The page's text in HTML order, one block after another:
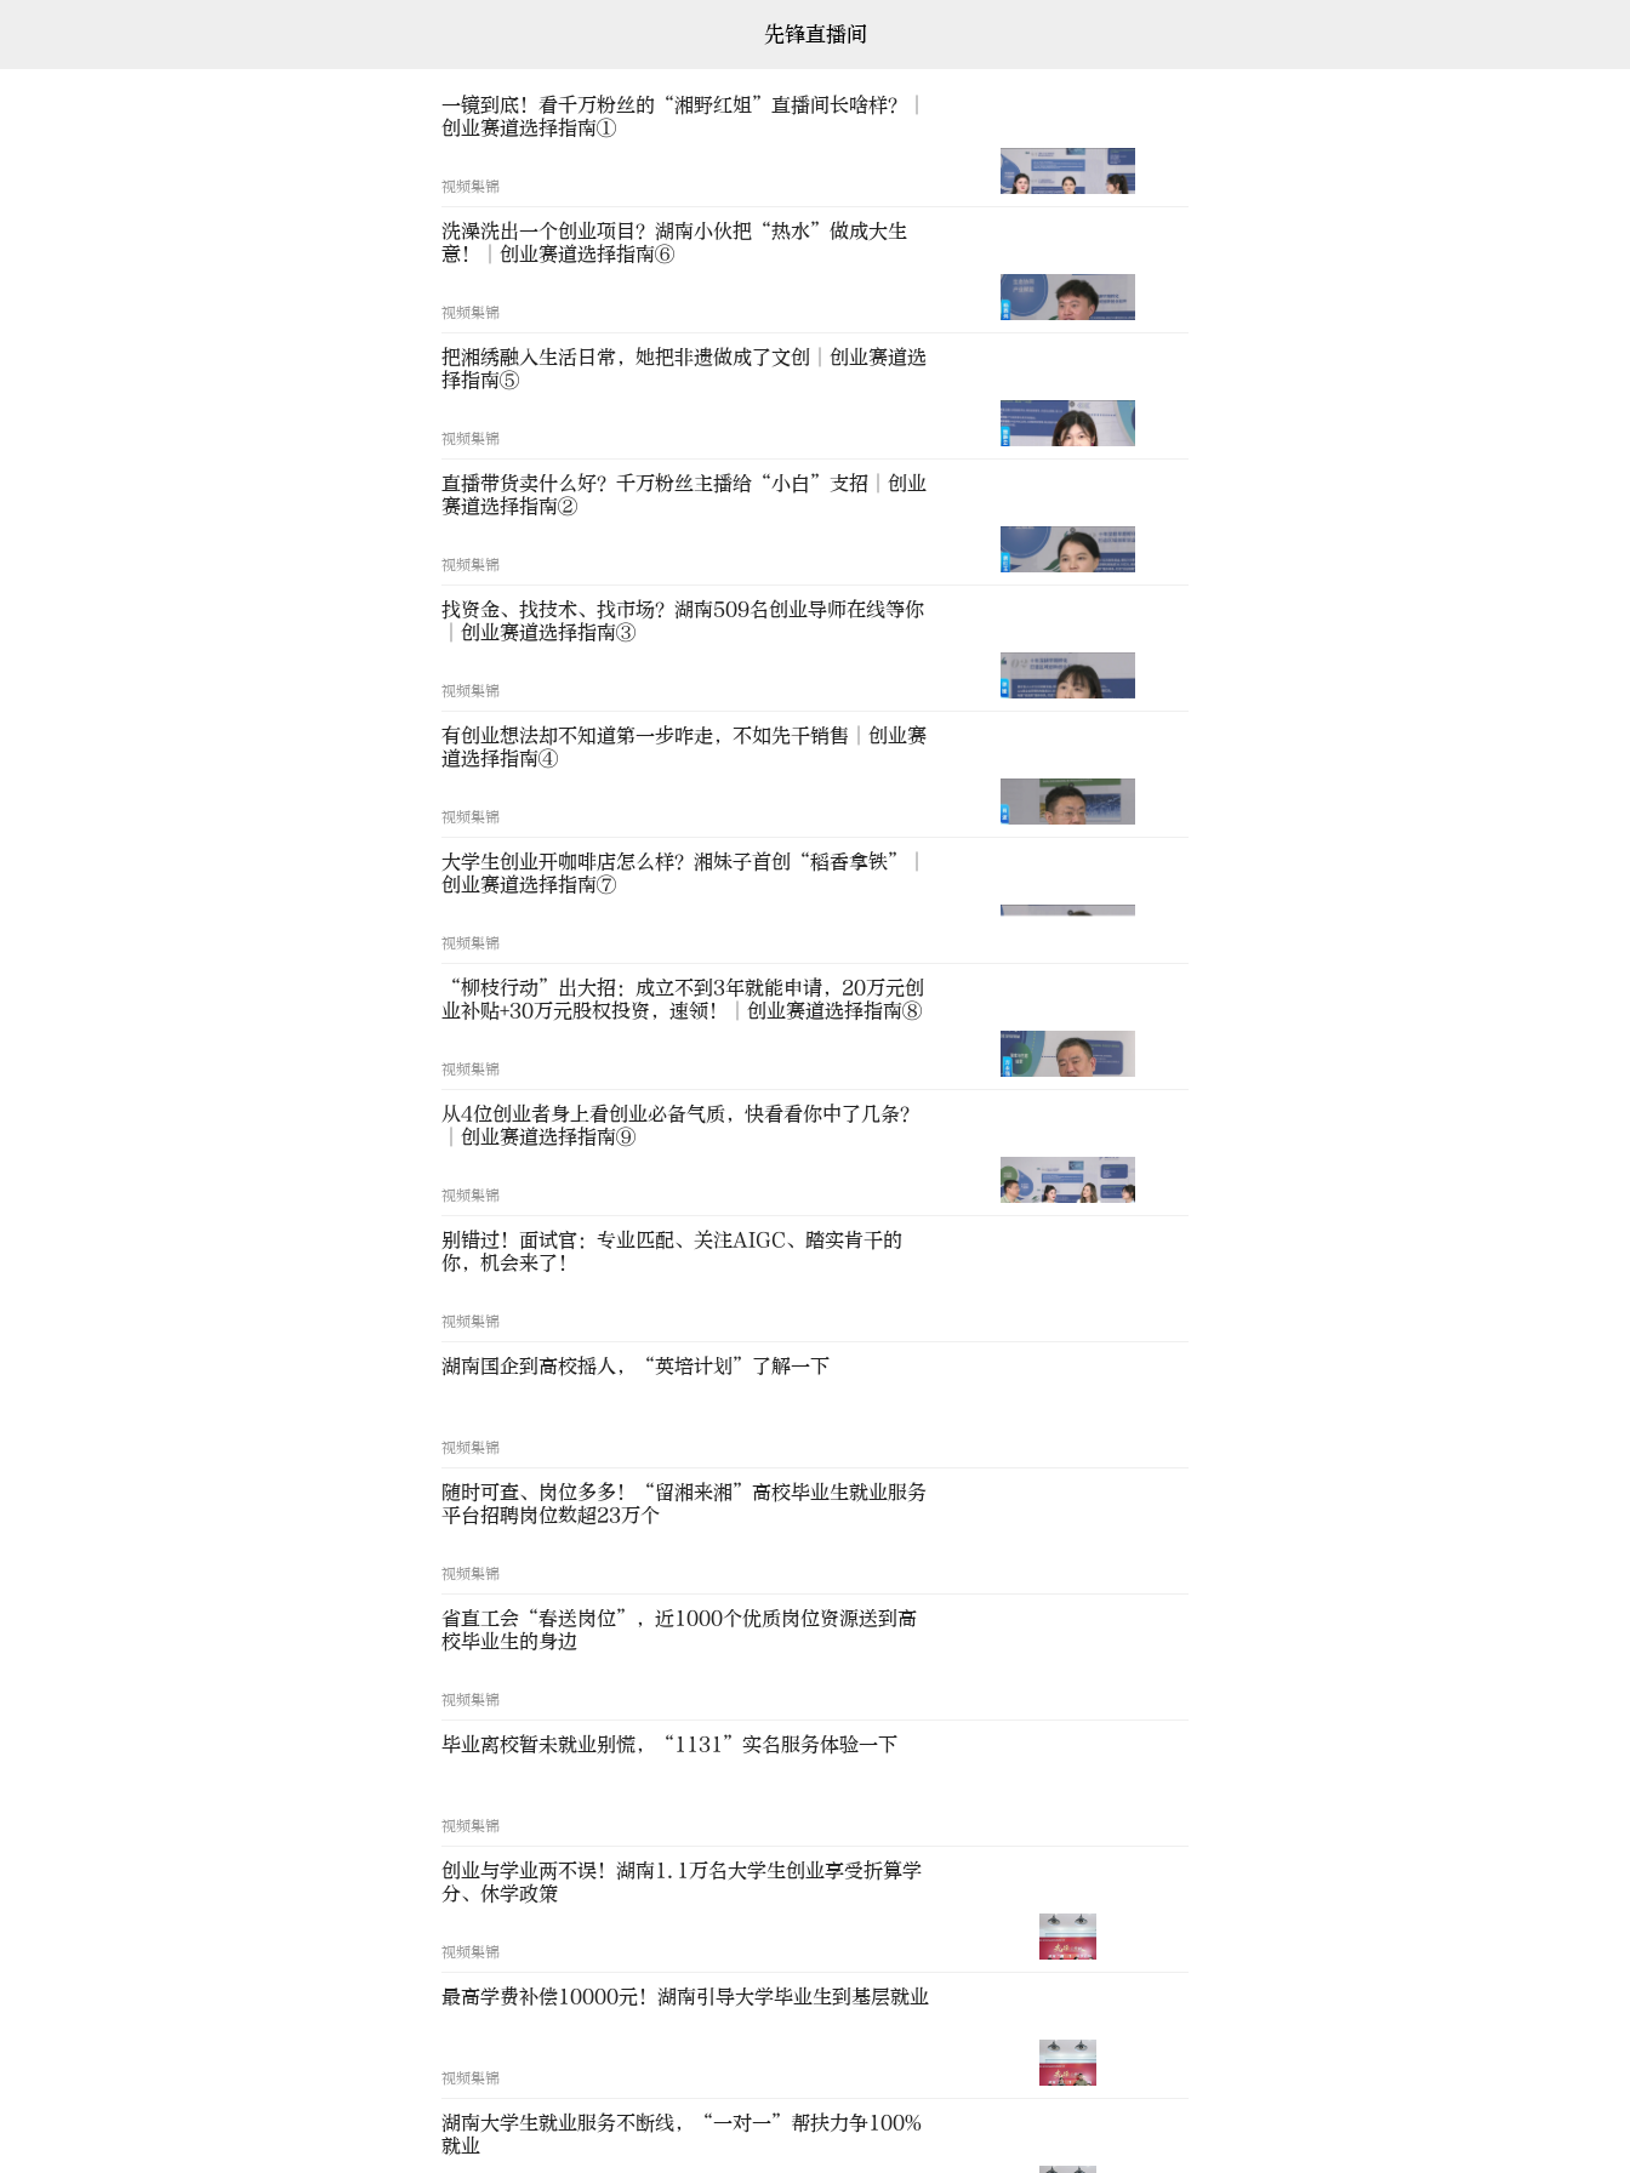
先锋直播间
一镜到底！看千万粉丝的“湘野红姐”直播间长啥样？∣
创业赛道选择指南①
视频集锦
洗澡洗出一个创业项目？湖南小伙把“热水”做成大生
意！∣创业赛道选择指南⑥
视频集锦
把湘绣融入生活日常，她把非遗做成了文创∣创业赛道选
择指南⑤
视频集锦
直播带货卖什么好？千万粉丝主播给“小白”支招∣创业
赛道选择指南②
视频集锦
找资金、找技术、找市场？湖南509名创业导师在线等你
∣创业赛道选择指南③
视频集锦
有创业想法却不知道第一步咋走，不如先干销售∣创业赛
道选择指南④
视频集锦
大学生创业开咖啡店怎么样？湘妹子首创“稻香拿铁”∣
创业赛道选择指南⑦
视频集锦
“柳枝行动”出大招：成立不到3年就能申请，20万元创
业补贴+30万元股权投资，速领！∣创业赛道选择指南⑧
视频集锦
从4位创业者身上看创业必备气质，快看看你中了几条？
∣创业赛道选择指南⑨
视频集锦
别错过！面试官：专业匹配、关注AIGC、踏实肯干的
你，机会来了！
视频集锦
湖南国企到高校摇人，“英培计划”了解一下
视频集锦
随时可查、岗位多多！“留湘来湘”高校毕业生就业服务
平台招聘岗位数超23万个
视频集锦
省直工会“春送岗位”，近1000个优质岗位资源送到高
校毕业生的身边
视频集锦
毕业离校暂未就业别慌，“1131”实名服务体验一下
视频集锦
创业与学业两不误！湖南1.1万名大学生创业享受折算学
分、休学政策
视频集锦
最高学费补偿10000元！湖南引导大学毕业生到基层就业
视频集锦
湖南大学生就业服务不断线，“一对一”帮扶力争100%
就业